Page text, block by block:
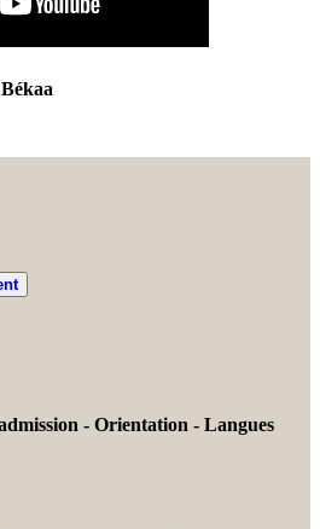
- Orientation - Langues